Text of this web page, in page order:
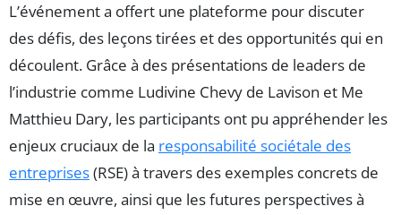
L’événement a offert une plateforme pour discuter
des défis, des leçons tirées et des opportunités qui en
découlent. Grâce à des présentations de leaders de
l’industrie comme Ludivine Chevy de Lavison et Me
Matthieu Dary, les participants ont pu appréhender les
enjeux cruciaux de la responsabilité sociétale des
entreprises(RSE) à travers des exemples concrets de
mise en œuvre, ainsi que les futures perspectives à